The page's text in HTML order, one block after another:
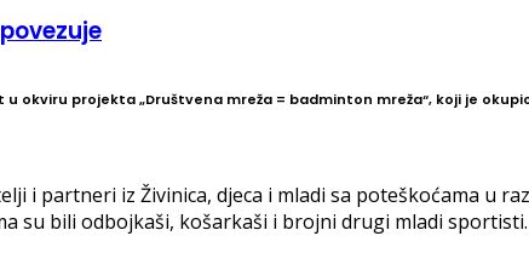
okviru projekta „Društvena mreža = badminton mreža“, koji je
i partneri iz Živinica, djeca i mladi sa poteškoćama u
su bili odbojkaši, košarkaši i brojni drugi mladi sportisti.